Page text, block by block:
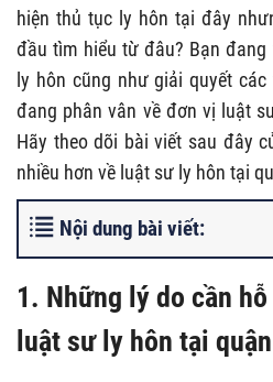
hiện thủ tục ly hôn tại đây
đầu tìm hiểu từ đâu? Bạn
ly hôn cũng như giải quyết
đang phân vân về đơn vị luật
Hãy theo dõi bài viết sau đây
nhiều hơn về luật sư ly hôn tại
Nội dung bài viết:
1. Những lý do cần
luật sư ly hôn tại